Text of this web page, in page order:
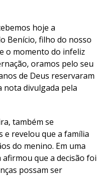
hoje a
Benício, filho do nosso
o momento do infeliz
oramos pelo seu
de Deus reservaram
nota divulgada pela
também se
e revelou que a família
do menino. Em uma
que a decisão foi
possam ser